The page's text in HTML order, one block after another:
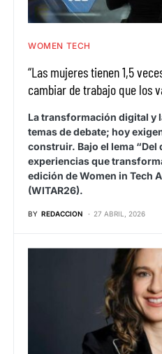
WOMEN TECH
“Las mujeres tienen 1,5
cambiar de trabajo que los
La transformación digital y
temas de debate; hoy
construir. Bajo el lema “Del
experiencias que
edición de Women in Tech
(WITAR26).
BY REDACCION 27 ABRIL, 2026